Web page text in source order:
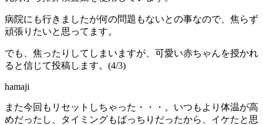
病院にも行きましたが何の問題もないとの事なので、焦らず
頑張りたいと思ってます。
でも、焦ったりしてしまいますが、可愛い赤ちゃんを授かれ
ると信じて投稿します。(4/3)
hamaji
また今回もリセットしちゃった・・・。いつもより体温が高
めだったし、タイミングもばっちりだったから、イケたと思